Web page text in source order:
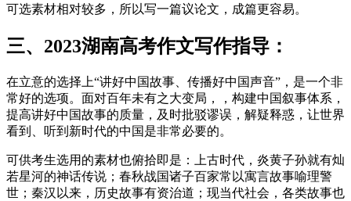
可选素材相对较多，所以写一篇议论文，成篇更容易。
三、2023湖南高考作文写作指导：
在立意的选择上“讲好中国故事、传播好中国声音”，是一个非
常好的选项。面对百年未有之大变局，，构建中国叙事体系，
提高讲好中国故事的质量，及时批驳谬误，解疑释惑，让世界
看到、听到新时代的中国是非常必要的。
可供考生选用的素材也俯拾即是：上古时代，炎黄子孙就有灿
若星河的神话传说；春秋战国诸子百家常以寓言故事喻理警
世；秦汉以来，历史故事有资治道；现当代社会，各类故事也